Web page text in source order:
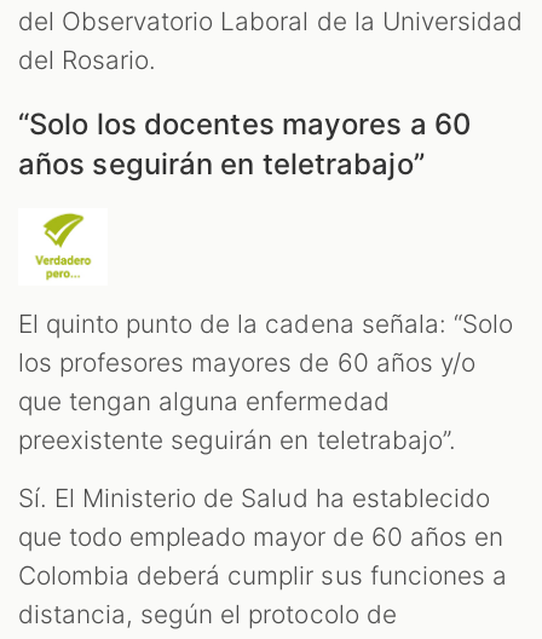
del Observatorio Laboral de la Universidad
del Rosario.
“Solo los docentes mayores a 60
años seguirán en teletrabajo”
El quinto punto de la cadena señala: “Solo
los profesores mayores de 60 años y/o
que tengan alguna enfermedad
preexistente seguirán en teletrabajo”.
Sí. El Ministerio de Salud ha establecido
que todo empleado mayor de 60 años en
Colombia deberá cumplir sus funciones a
distancia, según el protocolo de